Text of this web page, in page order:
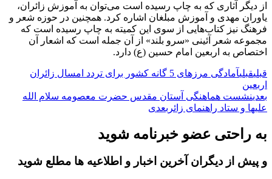
از دیگر آثاری که به چاپ رسیده است می‌توان به آموزش زائران،
یاوران مهدی و آموزش مبلغان اشاره کرد. همچنین در حوزه شعر و
فرهنگ نیز کتاب‌هایی از سوی این کمیته به چاپ رسیده است که
مجموعه شعر آئینی «سرو بلند» از آن جمله است که اشعار آن
اختصاص به اربعین امام حسین (ع) دارد.
قبلیقبلی
آمادگی مرزهای 5 گانه کشور برای تردد امسال زائران
اربعین
بعدینشست هماهنگی آستان مقدس حضرت معصومه سلام الله
علیها و ستاد راهنمای زائر بعدی
به راحتی عضو خبرنامه شوید
و پیش از دیگران آخرین اخبار و اطلاعیه ها مطلع شوید